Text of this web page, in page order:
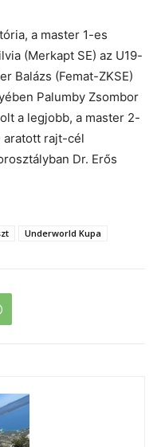
a master 1-es
(Merkapt SE) az U19-
Balázs (Femat-ZKSE)
Palumby Zsombor
a legjobb, a master 2-
aratott rajt-cél
Dr. Erős
Underworld Kupa